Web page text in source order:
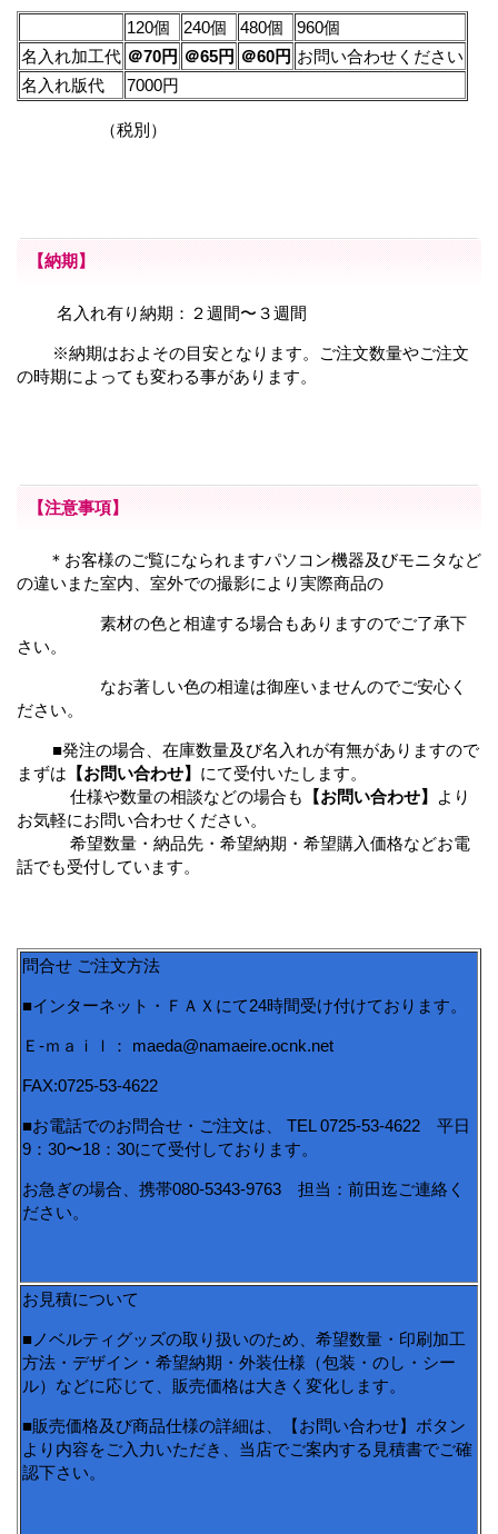
120個 240個 480個
960個
名入れ加工代 ＠70円 ＠65円 ＠60円 お問い合わせください
名入れ版代
7000円
（税別）
【納期】
名入れ有り納期：２週間〜３週間
※納期はおよその目安となります。ご注文数量やご注文
の時期によっても変わる事があります。
【注意事項】
＊お客様のご覧になられますパソコン機器及びモニタなど
の違いまた室内、室外での撮影により実際商品の
素材の色と相違する場合もありますのでご了承下
さい。
なお著しい色の相違は御座いませんのでご安心く
ださい。
■発注の場合、在庫数量及び名入れが有無がありますので
まずは 【お問い合わせ】 にて受付いたします。
仕様や数量の相談などの場合も
【お問い合わせ】
より
お気軽にお問い合わせください。
希望数量・納品先・希望納期・希望購入価格などお電
話でも受付しています。
問合せ ご注文方法
■インターネット・ＦＡＸにて24時間受け付けております。
Ｅ-ｍａｉｌ： maeda@namaeire.ocnk.net
FAX:0725-53-4622
■お電話でのお問合せ・ご注文は、 TEL 0725-53-4622 平日
9：30〜18：30にて受付しております。
お急ぎの場合、携帯080-5343-9763 担当：前田迄ご連絡く
ださい。
お見積について
■ノベルティグッズの取り扱いのため、希望数量・印刷加工
方法・デザイン・希望納期・外装仕様（包装・のし・シー
ル）などに応じて、販売価格は大きく変化します。
■販売価格及び商品仕様の詳細は、【お問い合わせ】ボタン
より内容をご入力いただき、当店でご案内する見積書でご確
認下さい。